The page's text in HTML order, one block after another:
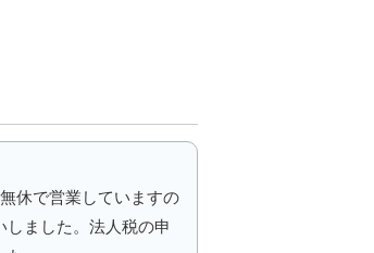
休で営業していますの
ました。法人税の申